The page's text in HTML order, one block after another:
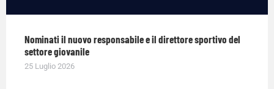
Nominati il nuovo responsabile e il direttore sportivo del
settore giovanile
25 Luglio 2026